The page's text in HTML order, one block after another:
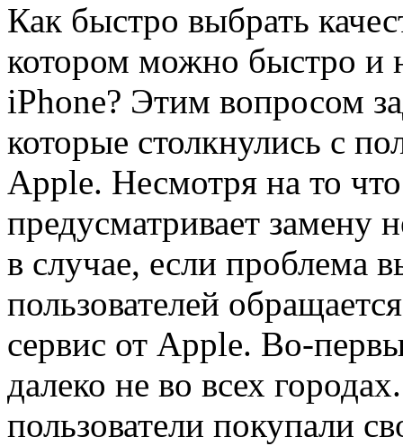
Как быстро выбрать
котором можно быстро и
iPhone? Этим вопросом
которые столкнулись с
Apple. Несмотря на то
предусматривает замену
в случае, если проблема
пользователей
сервис от Apple. Во-
далеко не во всех
пользователи покупали